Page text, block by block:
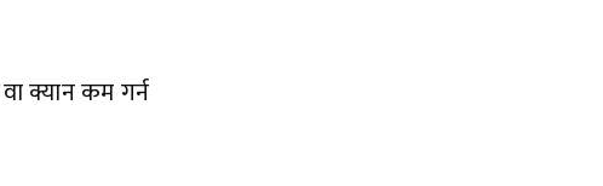
क्यान कम गर्न